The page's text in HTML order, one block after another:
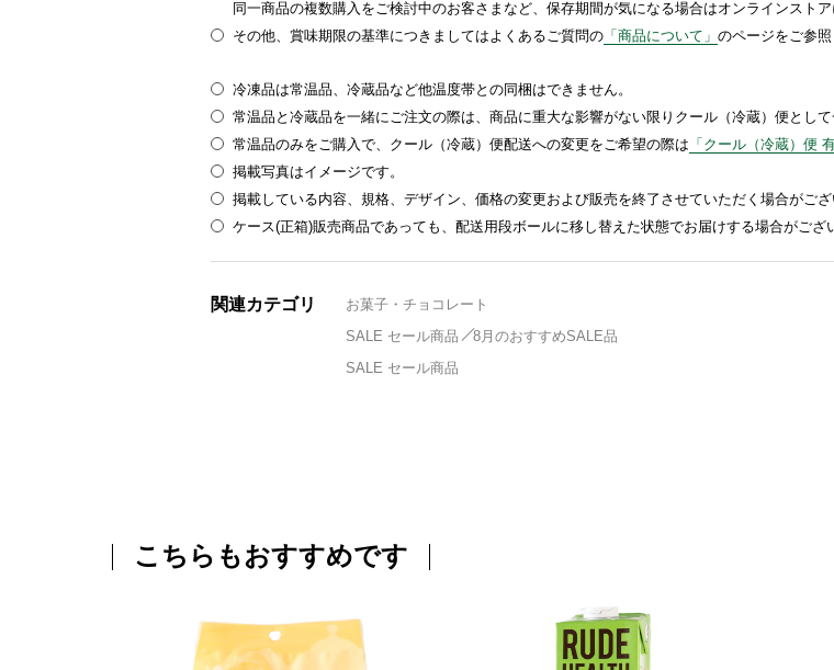
同一商品の複数購入をご検討中のお客さまなど、保存期間が気になる場合はオンラインスト
その他、賞味期限の基準につきましてはよくあるご質問の 「商品について」 のページをご参照
冷凍品は常温品、冷蔵品など他温度帯との同梱はできません。
常温品と冷蔵品を一緒にご注文の際は、商品に重大な影響がない限りクール（冷蔵）便として
常温品のみをご購入で、クール（冷蔵）便配送への変更をご希望の際は 「クール（冷蔵）便
掲載写真はイメージです。
掲載している内容、規格、デザイン、価格の変更および販売を終了させていただく場合がござ
ケース(正箱)販売商品であっても、配送用段ボールに移し替えた状態でお届けする場合がござ
関連カテゴリ
お菓子・チョコレート
SALE セール商品
8月のおすすめSALE品
SALE セール商品
こちらもおすすめです